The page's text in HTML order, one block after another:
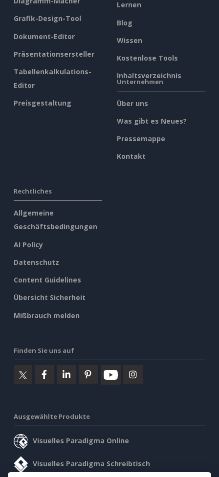
Grafik-Design-Tool
Dokument-Editor
Präsentationsersteller
Tabellenkalkulations-
Editor
Preisgestaltung
Lernen
Blog
Wissen
Kostenlose Tools
Inhaltsverzeichnis
Unternehmen
Über uns
Was gibt es Neues?
Pressemappe
Kontakt
Rechtliches
Allgemeine
Geschäftsbedingungen
AI Policy
Datenschutz
Content Guidelines
Übersicht Sicherheit
Mißbrauch melden
Finden Sie uns auf
Ausgewählte Produkte
Visuelles Paradigma Online
Visuelles Paradigma Schreibtisch